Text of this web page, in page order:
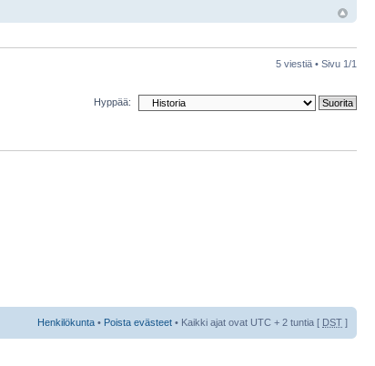
5 viestiä • Sivu 1 /1
Hyppää:
Henkilökunta • Poista evästeet • Kaikki ajat ovat UTC + 2 tuntia [ DST ]